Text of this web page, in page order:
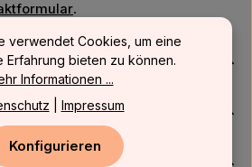
.
verwendet Cookies, um eine
Erfahrung bieten zu können.
Informationen ...
Impressum
Konfigurieren